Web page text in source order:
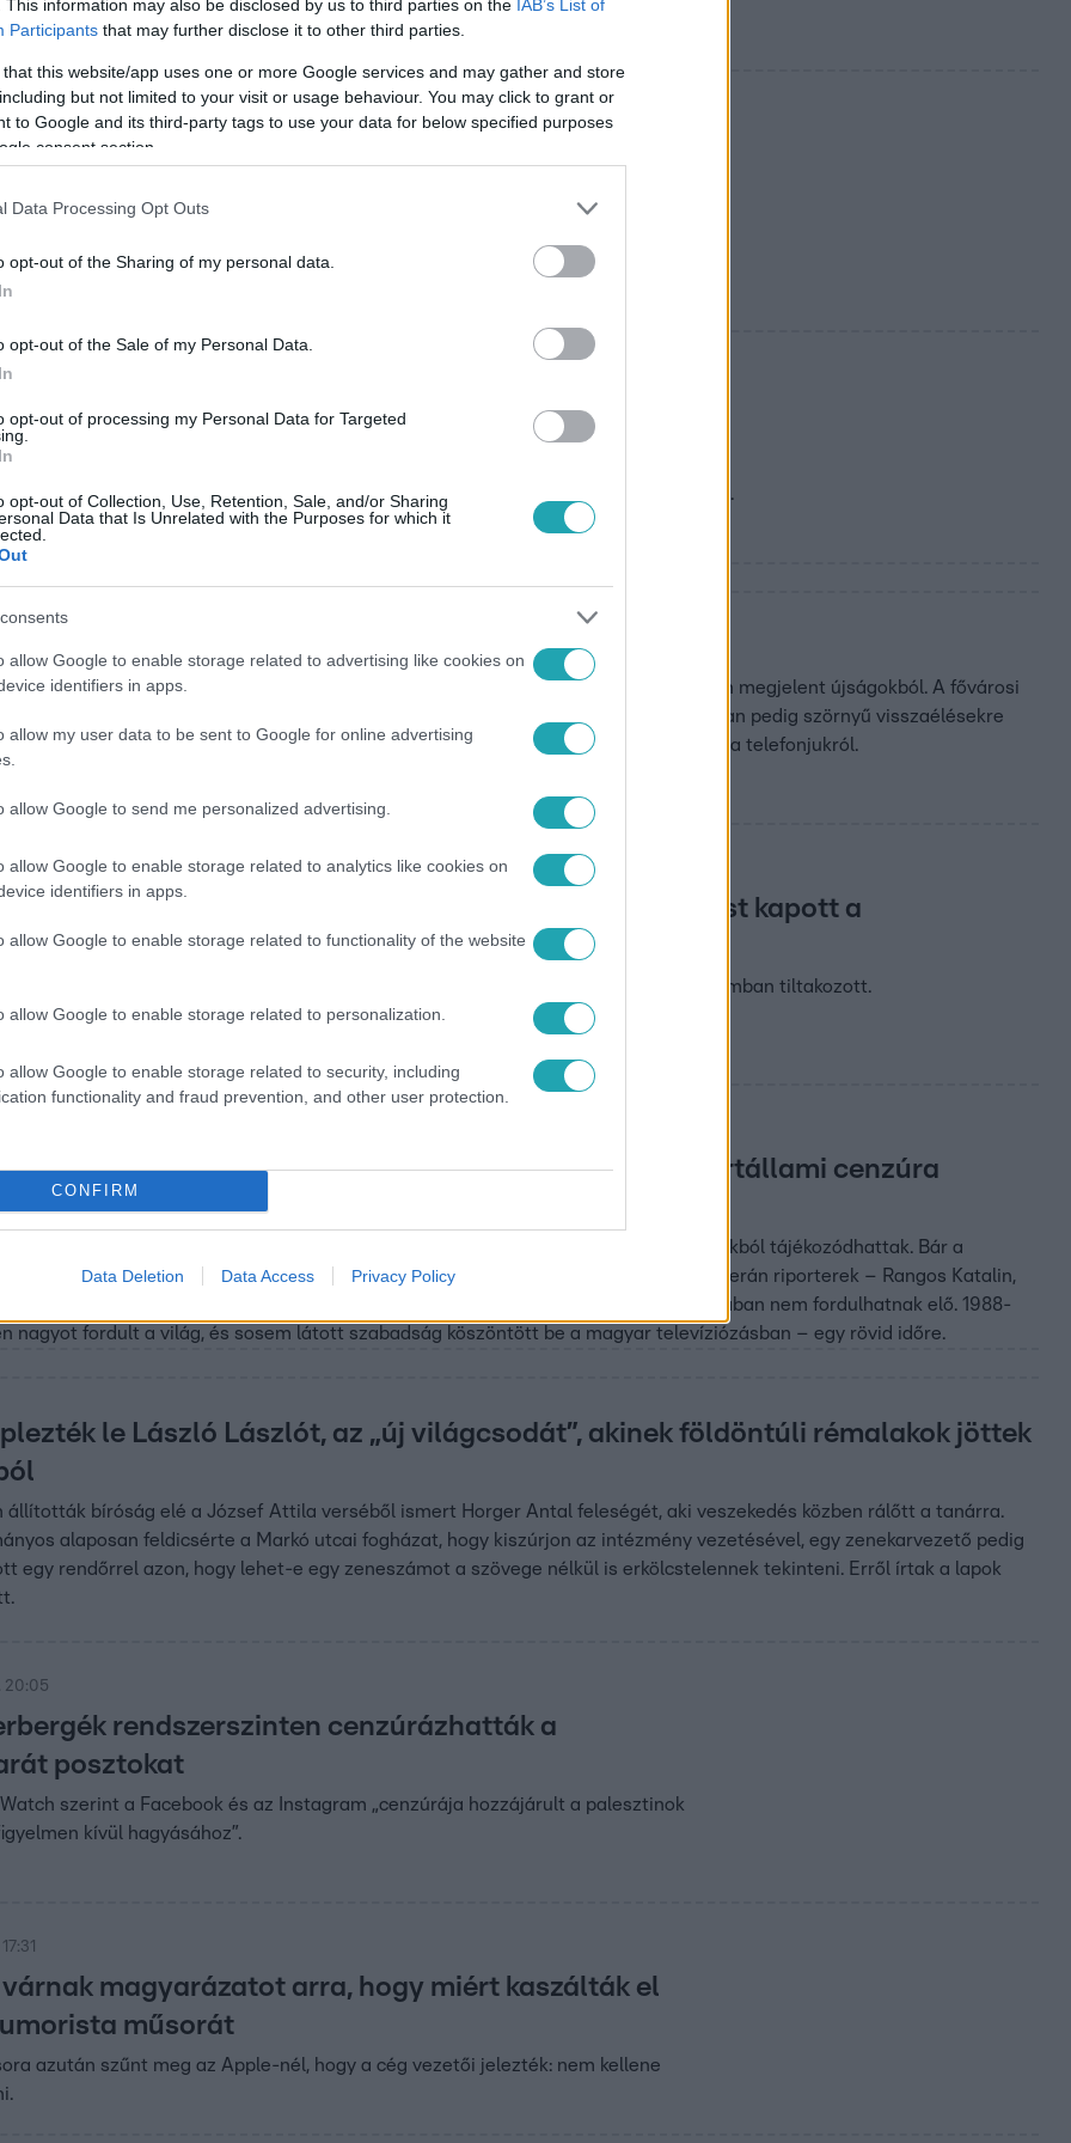
This information may also be disclosed by us to third parties on the IAB’s List of
Participants that may further disclose it to other third parties.
that this website/app uses one or more Google services and may gather and store
but not limited to your visit or usage behaviour. You may click to grant or
to Google and its third-party tags to use your data for below specified purposes
consent section.
Data Processing Opt Outs
opt-out of the Sharing of my personal data.
opt-out of the Sale of my Personal Data.
opt-out of processing my Personal Data for Targeted
opt-out of Collection, Use, Retention, Sale, and/or Sharing
Data that Is Unrelated with the Purposes for which it
allow Google to enable storage related to advertising like cookies on
identifiers in apps.
allow my user data to be sent to Google for online advertising
allow Google to send me personalized advertising.
allow Google to enable storage related to analytics like cookies on
identifiers in apps.
allow Google to enable storage related to functionality of the website
allow Google to enable storage related to personalization.
allow Google to enable storage related to security, including
functionality and fraud prevention, and other user protection.
CONFIRM
Data Deletion Data Access Privacy Policy
Észak-Koreában a brit
is megnézhették Rákay Philip Petőfi-filmjét, de
nem írhatnak róla
Egyetem Facebook-oldalának kezelői nem kívánják a censura eltörlését.
mellé rendőrt állítottak száz évvel ezelőtt
vezetett a színházi előadások rendőri cenzúrája, derül ki az 1924 márciusában megjelent újságokból. A fővárosi
a víziló eladásából próbálta bővíteni állományát, a szombathelyi gyermekotthonban pedig szörnyű visszaélésekre
hírekből az is kiderül, miért nem engedték a kávéházak, hogy mentőt hívjanak a telefonjukról.
ami kulturált embernek a kötelessége” – figyelmeztetést kapott a
tiltakozó diák
figyelmeztetést kapott a bíróságtól a diákaktivista, aki társaival a Néprajzi Múzeumban tiltakozott.
tegezőbe. Kellemetlen volt” – Így élte meg a pártállami cenzúra
Havas Henrik, Horvát János, Pálffy G. István
átlagemberek csak a szoros állami irányítás alatt lévő rádóból, televízióból és újságokból tájékozódhattak. Bár a
dolgozó újságírók próbálták tágítani a kereteket, a XXI. Századnak nyilatkozó veterán riporterek – Rangos Katalin,
János, Pálfy G. István – mind beszámoltak olyan esetekről, amelyek demokráciában nem fordulhatnak elő. 1988-
nagyot fordult a világ, és sosem látott szabadság köszöntött be a magyar televíziózásban – egy rövid időre.
le László Lászlót, az „új világcsodát”, akinek földöntúli rémalakok jöttek
állították bíróság elé a József Attila verséből ismert Horger Antal feleségét, aki veszekedés közben rálőtt a tanárra.
alaposan feldicsérte a Markó utcai fogházat, hogy kiszúrjon az intézmény vezetésével, egy zenekarvezető pedig
egy rendőrrel azon, hogy lehet-e egy zeneszámot a szövege nélkül is erkölcstelennek tekinteni. Erről írtak a lapok
20:05
rendszerszinten cenzúrázhatták a
posztokat
szerint a Facebook és az Instagram „cenzúrája hozzájárult a palesztinok
kívül hagyásához”.
várnak magyarázatot arra, hogy miért kaszálták el
műsorát
azután szűnt meg az Apple-nél, hogy a cég vezetői jelezték: nem kellene